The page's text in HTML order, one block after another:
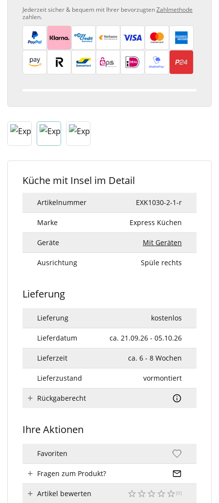
Jederzeit sicher & bequem mit Ihrer bevorzugtenZahlmethode
zahlen.
Küche mit Insel im Detail
Artikelnummer EXK1030-2-1-r
Marke Express Küchen
Geräte Mit Geräten
Ausrichtung Spüle rechts
Lieferung
Lieferung kostenlos
Lieferdatum ca. 21.09.26 - 05.10.26
Lieferzeit ca. 6 - 8 Wochen
Lieferzustand vormontiert
Rückgaberecht
Ihre Aktionen
Favoriten
Fragen zum Produkt?
Artikel bewerten